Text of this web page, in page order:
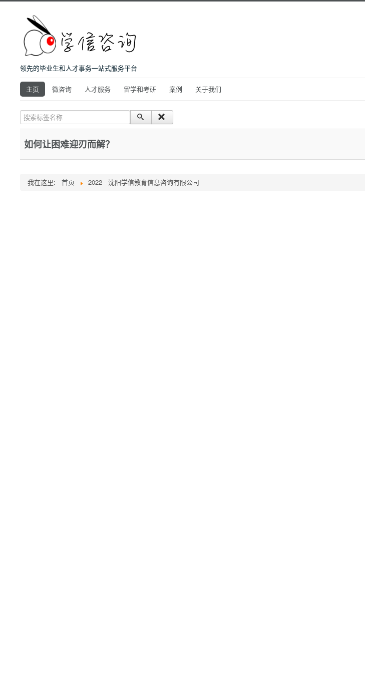
领先的毕业生和人才事务一站式服务平台
主页 微咨询 人才服务 留学和考研 案例 关于我们
搜索标签名称
如何让困难迎刃而解？
我在这里: 首页 2022 - 沈阳学信教育信息咨询有限公司